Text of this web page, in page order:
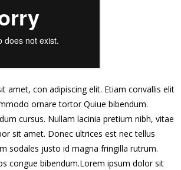
amet, con adipiscing elit. Etiam convallis elit
ornare tortor Quiue bibendum.
cursus. Nullam lacinia pretium nibh, vitae
sit amet. Donec ultrices est nec tellus
sodales justo id magna fringilla rutrum.
congue bibendum.Lorem ipsum dolor sit